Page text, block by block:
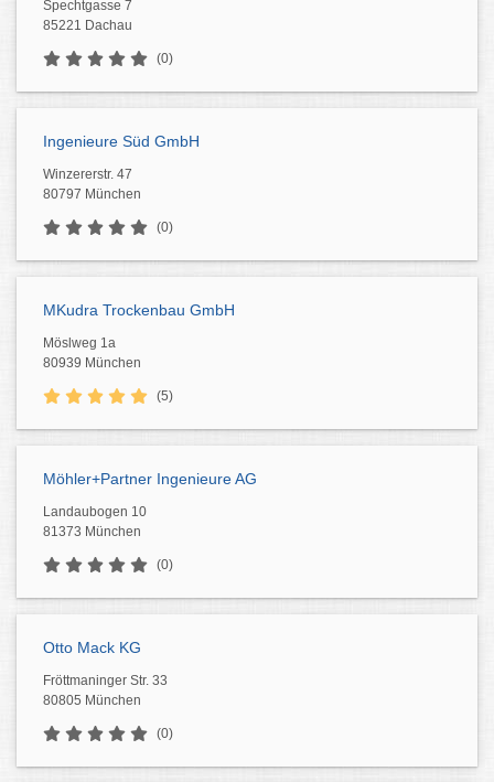
Spechtgasse 7
85221 Dachau
(0)
Ingenieure Süd GmbH
Winzererstr. 47
80797 München
(0)
MKudra Trockenbau GmbH
Möslweg 1a
80939 München
(5)
Möhler+Partner Ingenieure AG
Landaubogen 10
81373 München
(0)
Otto Mack KG
Fröttmaninger Str. 33
80805 München
(0)